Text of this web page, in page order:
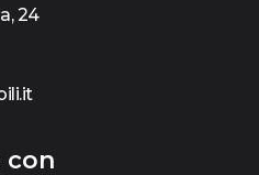
con
24